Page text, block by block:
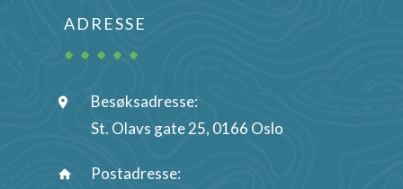
ADRESSE
Besøksadresse:
St. Olavs gate 25, 0166 Oslo
Postadresse: